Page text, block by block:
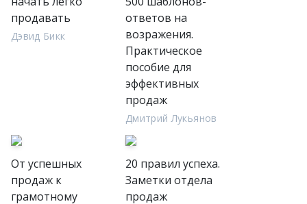
продавать
Дэвид Бикк
ответов на
возражения.
Практическое
пособие для
эффективных
продаж
Дмитрий Лукьянов
От успешных
продаж к
грамотному
20 правил успеха.
Заметки отдела
продаж